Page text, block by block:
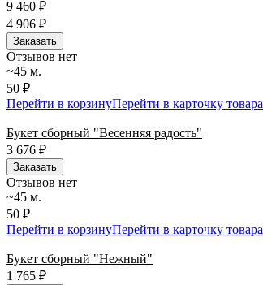
9 460 ₽
4 906 ₽
Заказать
Отзывов нет
~45 м.
50 ₽
Перейти в корзинуПерейти в карточку товара
Букет сборный "Весенняя радость"
3 676 ₽
Заказать
Отзывов нет
~45 м.
50 ₽
Перейти в корзинуПерейти в карточку товара
Букет сборный "Нежный"
1 765 ₽